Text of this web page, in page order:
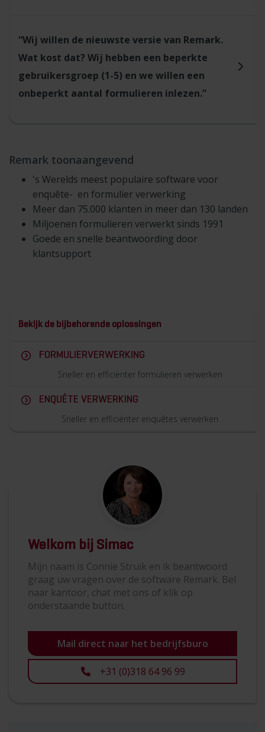
“Wij willen de nieuwste versie van Remark.
Wat kost dat? Wij hebben een beperkte
gebruikersgroep (1-5) en we willen een
onbeperkt aantal formulieren inlezen.”
Remark toonaangevend
's Werelds meest populaire software voor
enquête- en formulier verwerking
Meer dan 75.000 klanten in meer dan 130 landen
Miljoenen formulieren verwerkt sinds 1991
Goede en snelle beantwoording door
klantsupport
Bekijk de bijbehorende oplossingen
FORMULIERVERWERKING
Sneller en efficiënter formulieren verwerken
ENQUÊTE VERWERKING
Sneller en efficiënter enquêtes verwerken
Welkom bij Simac
Mijn naam is Connie Struik en ik beantwoord
graag uw vragen over de software Remark. Bel
naar kantoor, chat met ons of klik op
onderstaande button.
Mail direct naar het bedrijfsburo
+31 (0)318 64 96 99